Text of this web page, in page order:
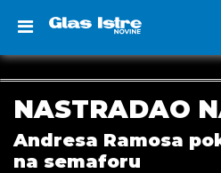
NASTRADAO
Andresa Ramosa
na semaforu